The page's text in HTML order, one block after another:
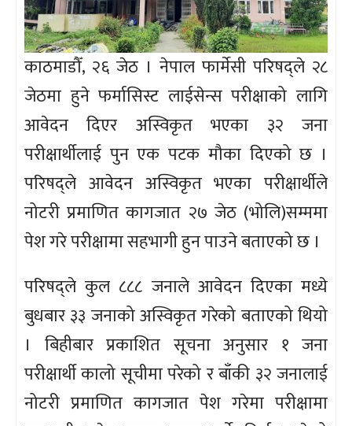
काठमाडौँ, २६ जेठ । नेपाल फार्मेसी परिषद्ले २८
जेठमा हुने फर्मासिस्ट लाईसेन्स परीक्षाको लागि
आवेदन दिएर अस्विकृत भएका ३२ जना
परीक्षार्थीलाई पुन एक पटक मौका दिएको छ ।
परिषद्ले आवेदन अस्विकृत भएका परीक्षार्थीले
नोटरी प्रमाणित कागजात २७ जेठ (भोलि)सम्ममा
पेश गरे परीक्षामा सहभागी हुन पाउने बताएको छ ।
परिषद्ले कुल ८८८ जनाले आवेदन दिएका मध्ये
बुधबार ३३ जनाको अस्विकृत गरेको बताएको थियो
। बिहीबार प्रकाशित सूचना अनुसार १ जना
परीक्षार्थी कालो सूचीमा परेको र बाँकी ३२ जनालाई
नोटरी प्रमाणित कागजात पेश गरेमा परीक्षामा